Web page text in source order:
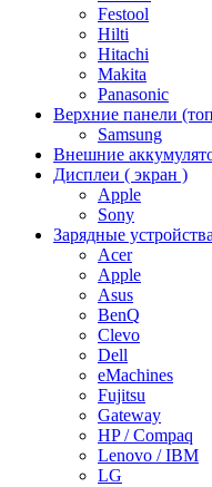
Festool
Hilti
Hitachi
Makita
Panasonic
Верхние панели
Samsung
Внешние
Дисплеи ( экран )
Apple
Sony
Зарядные
Acer
Apple
Asus
BenQ
Clevo
Dell
eMachines
Fujitsu
Gateway
HP / Compaq
Lenovo / IBM
LG